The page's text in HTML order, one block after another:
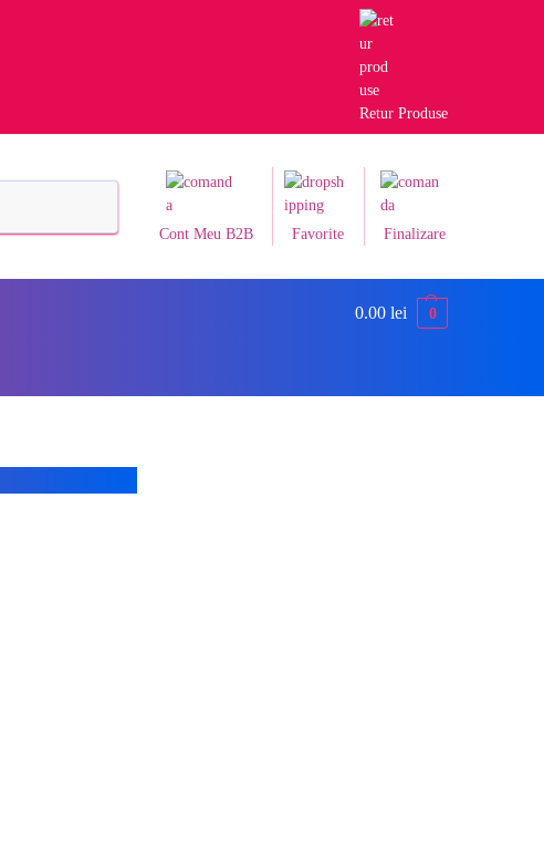
Retur Produse
Cont Meu B2B Favorite Finalizare
0.00 lei 0